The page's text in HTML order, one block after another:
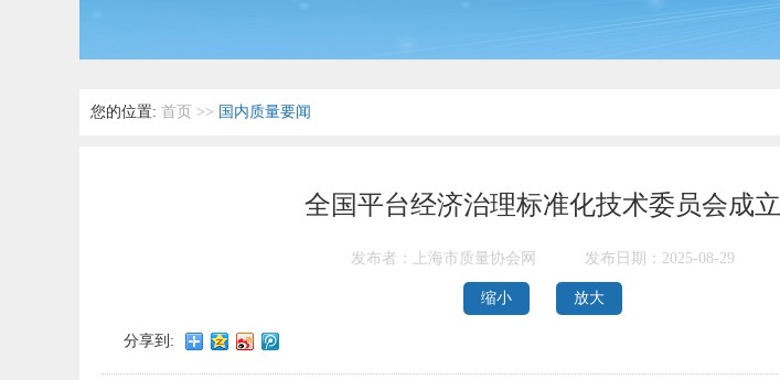
您的位置: 首页 >> 国内质量要闻
全国平台经济治理标准化技术委员会成立
发布者：上海市质量协会网 发布日期：2025-08-29
缩小 放大
分享到: